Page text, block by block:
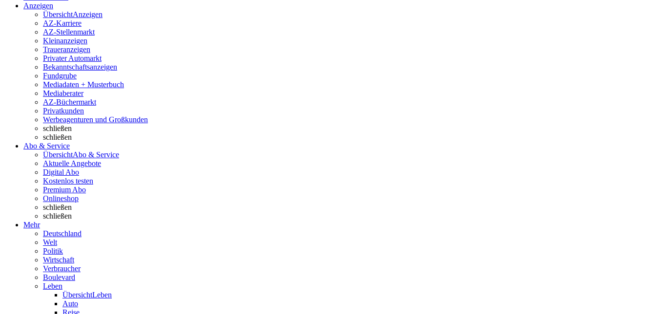
Anzeigen
ÜbersichtAnzeigen
AZ-Karriere
AZ-Stellenmarkt
Kleinanzeigen
Traueranzeigen
Privater Automarkt
Bekanntschaftsanzeigen
Fundgrube
Mediadaten + Musterbuch
Mediaberater
AZ-Büchermarkt
Privatkunden
Werbeagenturen und Großkunden
schließen
schließen
Abo & Service
ÜbersichtAbo & Service
Aktuelle Angebote
Digital Abo
Kostenlos testen
Premium Abo
Onlineshop
schließen
schließen
Mehr
Deutschland
Welt
Politik
Wirtschaft
Verbraucher
Boulevard
Leben
ÜbersichtLeben
Auto
Reise